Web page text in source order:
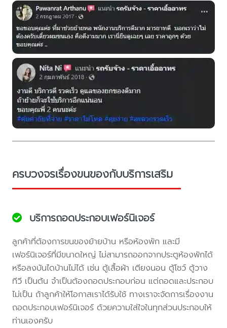
ครบวงจรเรื่องขนของกับบริการเสริม
บริการถอดประกอบเฟอร์นิเจอร์
ลูกค้าที่ต้องการขนของย้ายบ้าน หรือห้องพัก และมี
เฟอร์นิเจอร์ที่มีขนาดใหญ่ ไม่สามารถออกจากประตูห้องพักได้
หรือลงบันไดบ้านไม่ได้ เช่น ตู้เสื้อผ้า เตียงนอน ตู้โชว์ ตู้วาง
ทีวี เป็นต้น จำเป็นต้องถอดประกอบก่อน แต่ถอดและประกอบ
ไม่เป็น ถ้าลูกค้าให้โอกาสเราได้รับใช้ ทางเราจะจัดการเรื่องงาน
ถอดประกอบเฟอร์นิเจอร์ ด้วยความใส่ใจในทุกส่วนประกอบให้
ท่านเองครับ